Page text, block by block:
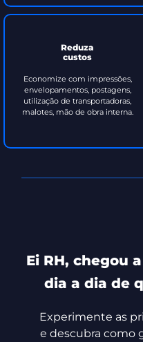
Reduza
custos
Economize com impressões,
envelopamentos, postagens,
utilização de transportadoras,
malotes, mão de obra interna.
Ei RH, chegou
dia a dia de
Experimente as
e descubra como